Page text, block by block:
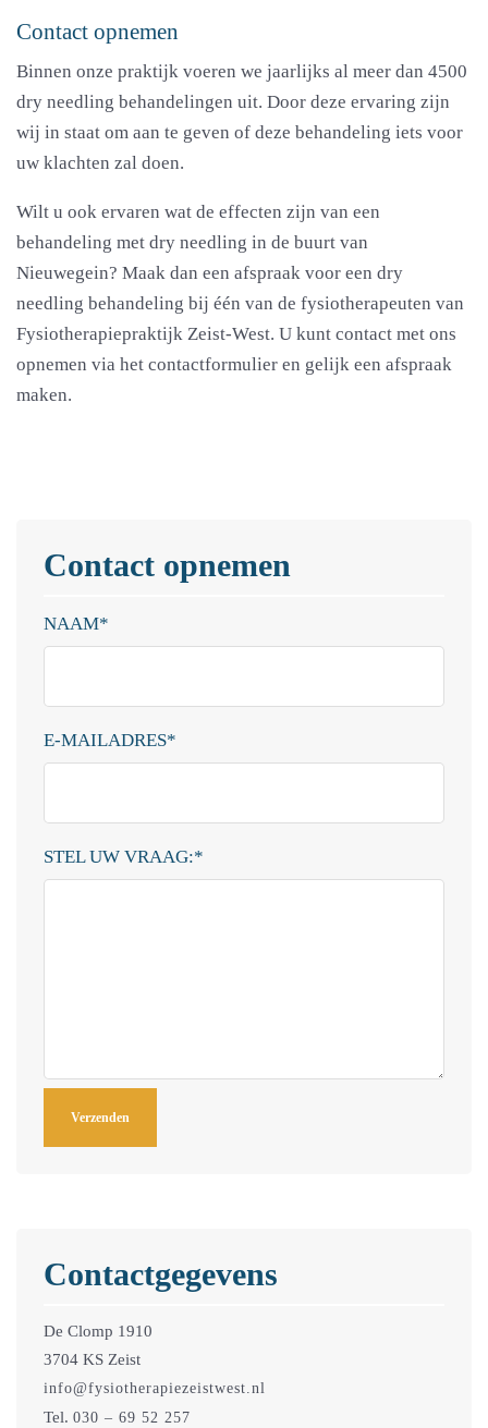
Contact opnemen
Binnen onze praktijk voeren we jaarlijks al meer dan 4500
dry needling behandelingen uit. Door deze ervaring zijn
wij in staat om aan te geven of deze behandeling iets voor
uw klachten zal doen.
Wilt u ook ervaren wat de effecten zijn van een
behandeling met dry needling in de buurt van
Nieuwegein? Maak dan een afspraak voor een dry
needling behandeling bij één van de fysiotherapeuten van
Fysiotherapiepraktijk Zeist-West. U kunt contact met ons
opnemen via het contactformulier en gelijk een afspraak
maken.
Contact opnemen
NAAM*
E-MAILADRES*
STEL UW VRAAG:*
Contactgegevens
De Clomp 1910
3704 KS Zeist
info@fysiotherapiezeistwest.nl
Tel. 030 – 69 52 257